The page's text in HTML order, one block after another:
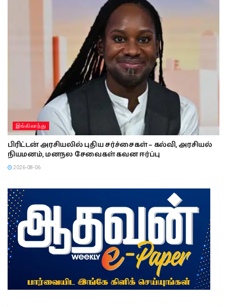
இங்கிலாந்து
பிரிட்டன் அரசியலில் புதிய சர்ச்சைகள் – கல்வி, அரசியல்
நியமனம், மனநல சேவைகள் கவன ஈர்ப்பு
2026-08-06